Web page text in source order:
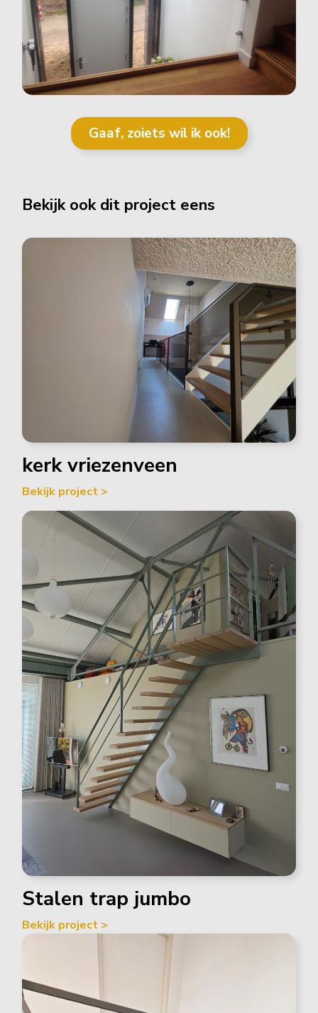
Gaaf, zoiets wil ik ook!
Bekijk ook dit project eens
kerk vriezenveen
Bekijk project >
Stalen trap jumbo
Bekijk project >